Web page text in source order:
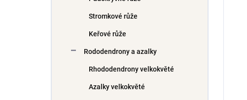
Stromkové růže
Keřové růže
Rododendrony a azalky
Rhododendrony velkokvěté
Azalky velkokvěté